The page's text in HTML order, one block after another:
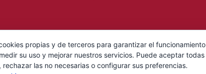
propias y de terceros para garantizar el funcionamiento
su uso y mejorar nuestros servicios. Puede aceptar todas
rechazar las no necesarias o configurar sus preferencias.